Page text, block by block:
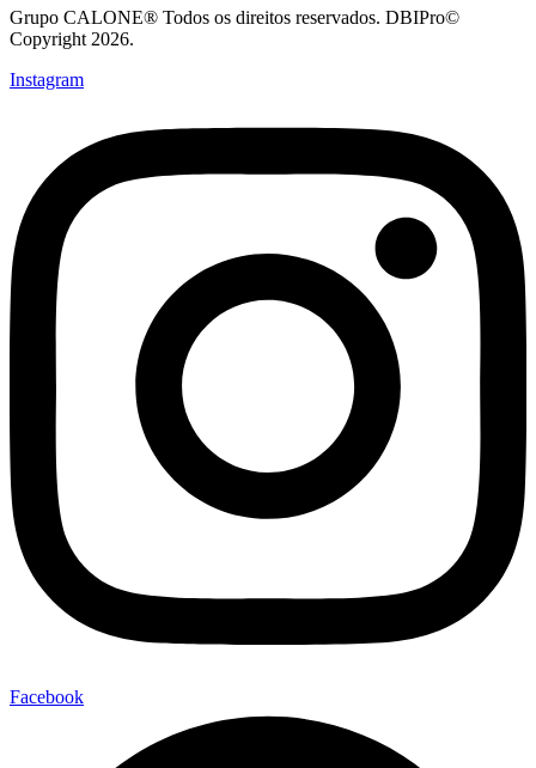
Grupo CALONE® Todos os direitos reservados. DBIPro©
Copyright 2026.
Instagram
Facebook